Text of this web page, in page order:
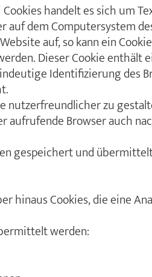
handelt es sich um
dem Computersystem
auf, so kann ein
Dieser Cookie enthält
Identifizierung des
nutzerfreundlicher zu
aufrufende Browser auch
gespeichert und
hinaus Cookies, die eine
werden: